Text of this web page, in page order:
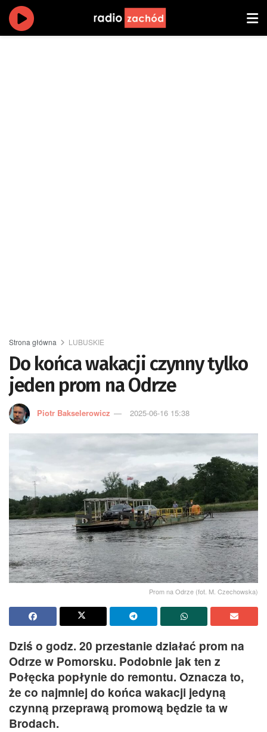
Strona główna LUBUSKIE
Do końca wakacji czynny tylko
jeden prom na Odrze
Piotr Bakselerowicz 2025-06-16 15:38
Prom na Odrze (fot. M. Czechowska)
Dziś o godz. 20 przestanie działać prom na
Odrze w Pomorsku. Podobnie jak ten z
Połęcka popłynie do remontu. Oznacza to,
że co najmniej do końca wakacji jedyną
czynną przeprawą promową będzie ta w
Brodach.